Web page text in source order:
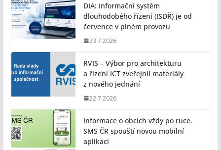
DIA: Informační systém
dlouhodobého řízení (ISDŘ) je od
července v plném provozu
23.7.2026
RVIS – Výbor pro architekturu
a řízení ICT zveřejnil materiály
z nového jednání
22.7.2026
Informace o obcích vždy po ruce.
SMS ČR spouští novou mobilní
aplikaci